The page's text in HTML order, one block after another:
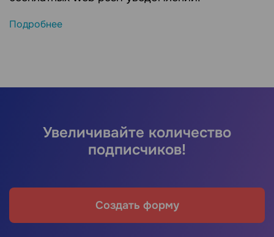
Подробнее
Увеличивайте количество
подписчиков!
Создать форму